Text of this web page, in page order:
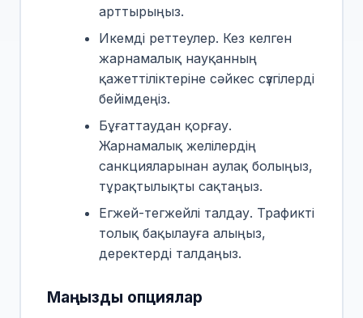
арттырыңыз.
Икемді реттеулер. Кез келген
жарнамалық науқанның
қажеттіліктеріне сәйкес сүзгілерді
бейімдеңіз.
Бұғаттаудан қорғау.
Жарнамалық желілердің
санкцияларынан аулақ болыңыз,
тұрақтылықты сақтаңыз.
Егжей-тегжейлі талдау. Трафикті
толық бақылауға алыңыз,
деректерді талдаңыз.
Маңызды опциялар